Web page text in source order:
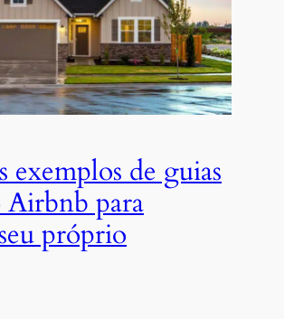
exemplos de guias
para
próprio